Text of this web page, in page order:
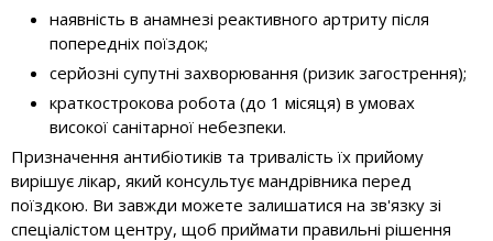
наявність в анамнезі реактивного артриту після
попередніх поїздок;
серйозні супутні захворювання (ризик загострення);
краткострокова робота (до 1 місяця) в умовах
високої санітарної небезпеки.
Призначення антибіотиків та тривалість їх прийому
вирішує лікар, який консультує мандрівника перед
поїздкою. Ви завжди можете залишатися на зв'язку зі
спеціалістом центру, щоб приймати правильні рішення